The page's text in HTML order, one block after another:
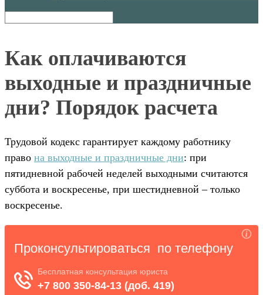
Как оплачиваются
выходные и праздничные
дни? Порядок расчета
Трудовой кодекс гарантирует каждому работнику
право на выходные и праздничные дни: при
пятидневной рабочей неделей выходными считаются
суббота и воскресенье, при шестидневной – только
воскресенье.